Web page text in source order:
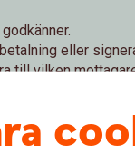
eller
till vilken
kortuppgifter.